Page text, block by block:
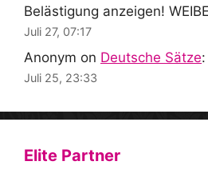
Belästigung anzeigen!
Juli 27, 07:17
Anonym on Deutsche Sätze:
Juli 25, 23:33
Elite Partner